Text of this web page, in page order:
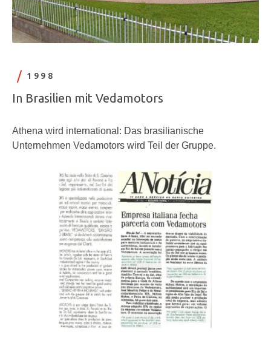
1998
In Brasilien mit Vedamotors
Athena wird international: Das brasilianische
Unternehmen Vedamotors wird Teil der Gruppe.